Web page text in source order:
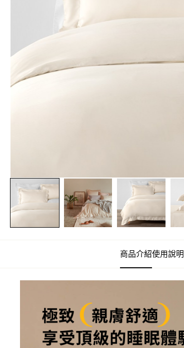
商品介紹使用說明